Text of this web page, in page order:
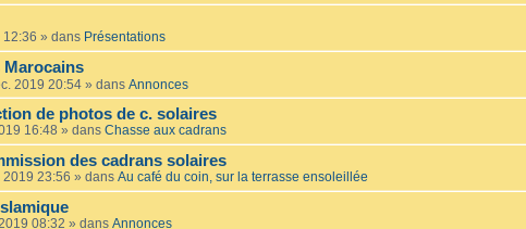
12:36 » dans Présentations
Marocains
2019 20:54 » dans Annonces
de photos de c. solaires
16:48 » dans Chasse aux cadrans
des cadrans solaires
2019 23:56 » dans Au café du coin, sur la terrasse ensoleillée
08:32 » dans Annonces